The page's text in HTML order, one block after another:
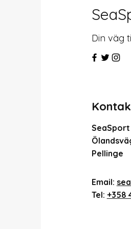
Din väg
SeaSport
Pellinge
Email:
Tel: +358